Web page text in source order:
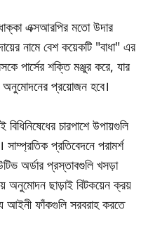
এক্সআরপির মতো উদার
নামে বেশ কয়েকটি "বাধা" এর
পার্সের শক্তি মঞ্জুর করে, যার
প্রয়োজন হবে।
চারপাশে উপায়গুলি
সাম্প্রতিক প্রতিবেদনে পরামর্শ
অর্ডার প্রস্তাবগুলি খসড়া
অনুমোদন ছাড়াই বিটকয়েন ক্রয়
আইনী ফাঁকগুলি সরবরাহ করতে